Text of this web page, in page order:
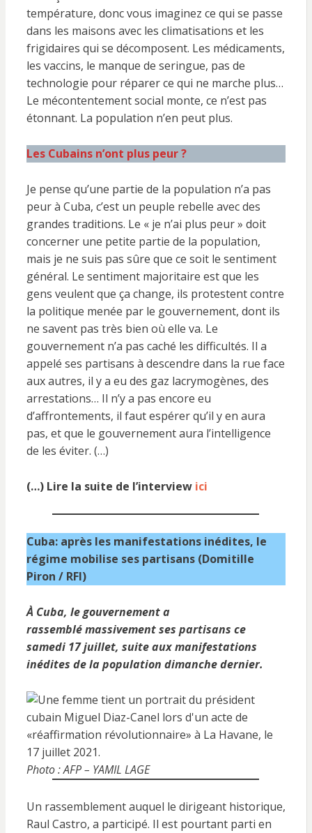
température, donc vous imaginez ce qui se passe
dans les maisons avec les climatisations et les
frigidaires qui se décomposent. Les médicaments,
les vaccins, le manque de seringue, pas de
technologie pour réparer ce qui ne marche plus…
Le mécontentement social monte, ce n’est pas
étonnant. La population n’en peut plus.
Les Cubains n’ont plus peur ?
Je pense qu’une partie de la population n’a pas
peur à Cuba, c’est un peuple rebelle avec des
grandes traditions. Le « je n’ai plus peur » doit
concerner une petite partie de la population,
mais je ne suis pas sûre que ce soit le sentiment
général. Le sentiment majoritaire est que les
gens veulent que ça change, ils protestent contre
la politique menée par le gouvernement, dont ils
ne savent pas très bien où elle va. Le
gouvernement n’a pas caché les difficultés. Il a
appelé ses partisans à descendre dans la rue face
aux autres, il y a eu des gaz lacrymogènes, des
arrestations… Il n’y a pas encore eu
d’affrontements, il faut espérer qu’il y en aura
pas, et que le gouvernement aura l’intelligence
de les éviter. (…)
(…) Lire la suite de l’interview ici
Cuba: après les manifestations inédites, le
régime mobilise ses partisans (Domitille
Piron / RFI)
À Cuba, le gouvernement a
rassemblé massivement ses partisans ce
samedi 17 juillet, suite aux manifestations
inédites de la population dimanche dernier.
Photo : AFP – YAMIL LAGE
Un rassemblement auquel le dirigeant historique,
Raul Castro, a participé. Il est pourtant parti en